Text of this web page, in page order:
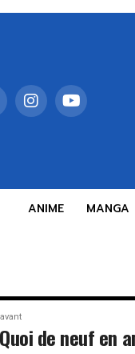
ANIME MANGA
de neuf en